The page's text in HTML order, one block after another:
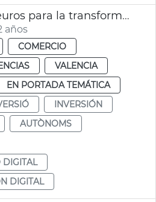
1,3 millones de euros para la transformación digital Pymes y autónomos
años
COMERCIO
VALENCIA
EN PORTADA TEMÁTICA
INVERSIÓN
AUTÒNOMS
DIGITAL
DIGITAL